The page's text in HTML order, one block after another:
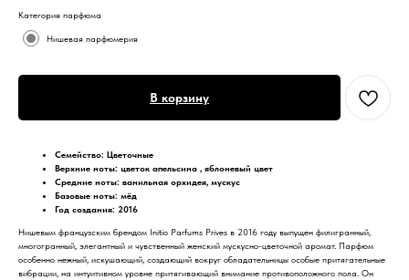
Категория парфюма
Нишевая парфюмерия
В корзину
Семейство: Цветочные
Верхние ноты: цветок апельсина , яблоневый цвет
Средние ноты: ванильная орхидея, мускус
Базовые ноты: мёд
Год создания: 2016
Нишевым французским брендом Initio Parfums Prives в 2016 году выпущен филигранный,
многогранный, элегантный и чувственный женский мускусно-цветочной аромат. Парфюм
особенно нежный, искушающий, создающий вокруг обладательницы особые притягательные
вибрации, на интуитивном уровне притягивающий внимание противоположного пола. Он